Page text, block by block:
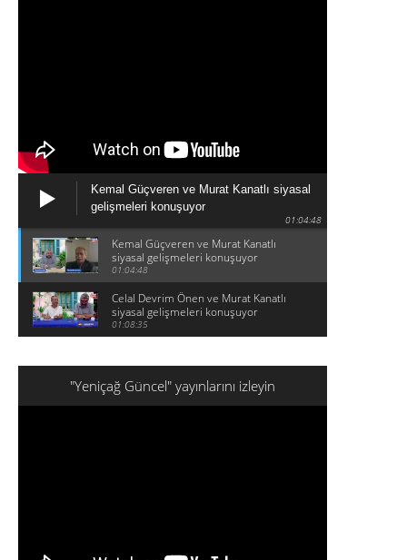
Kemal Güçveren ve Murat Kanatlı siyasal
gelişmeleri konuşuyor
01:04:48
Kemal Güçveren ve Murat Kanatlı
siyasal gelişmeleri konuşuyor
01:04:48
Celal Devrim Önen ve Murat Kanatlı
siyasal gelişmeleri konuşuyor
01:08:35
"Yeniçağ Güncel" yayınlarını izleyin